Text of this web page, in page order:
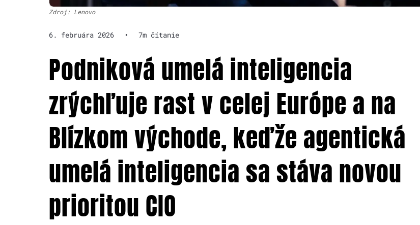
Zdroj: Lenovo
6. februára 2026 • 7m čítanie
Podniková umelá inteligencia
zrýchľuje rast v celej Európe a na
Blízkom východe, keďže agentická
umelá inteligencia sa stáva novou
prioritou CIO